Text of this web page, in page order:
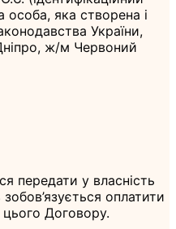
яка створена і
України,
ж/м Червоний
передати у власність
оплатити
Договору.